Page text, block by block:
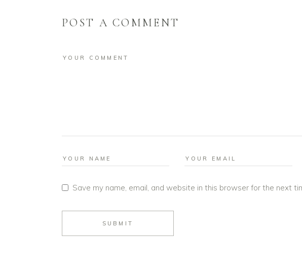
POST A COMMENT
Save my name, email, and website in this browser for the next
SUBMIT